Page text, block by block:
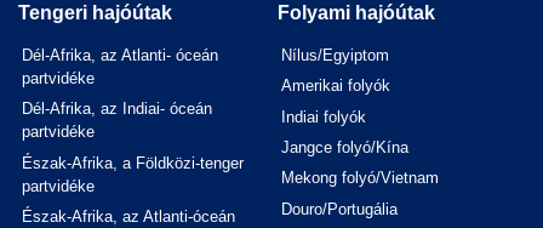
Tengeri hajóútak
Dél-Afrika, az Atlanti- óceán
partvidéke
Dél-Afrika, az Indiai- óceán
partvidéke
Észak-Afrika, a Földközi-tenger
partvidéke
Észak-Afrika, az Atlanti-óceán
Folyami hajóútak
Nílus/Egyiptom
Amerikai folyók
Indiai folyók
Jangce folyó/Kína
Mekong folyó/Vietnam
Douro/Portugália